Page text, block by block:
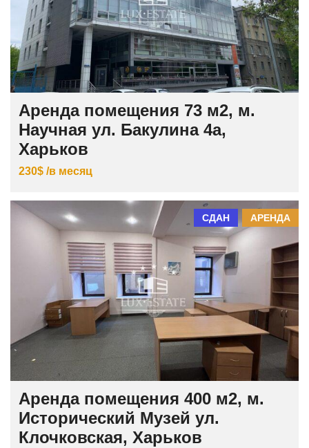
Аренда помещения 73 м2, м.
Научная ул. Бакулина 4а,
Харьков
230$ /в месяц
АРЕНДА
СДАН
Аренда помещения 400 м2, м.
Исторический Музей ул.
Клочковская, Харьков